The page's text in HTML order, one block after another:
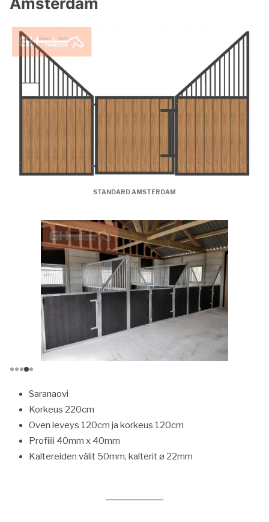
STANDARD AMSTERDAM
Saranaovi
Korkeus 220cm
Oven leveys 120cm ja korkeus 120cm
Profiili 40mm x 40mm
Kaltereiden välit 50mm, kalterit ø 22mm